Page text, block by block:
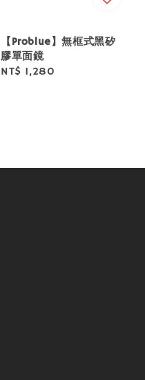
【Problue】無框式黑矽
膠單面鏡
Regular
NT$ 1,280